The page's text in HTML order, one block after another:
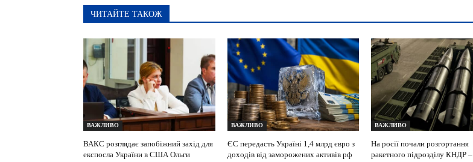
ЧИТАЙТЕ ТАКОЖ
ВАЖЛИВО
ВАКС розглядає запобіжний захід для
експосла України в США Ольги
ВАЖЛИВО
ЄС передасть Україні 1,4 млрд євро з
доходів від заморожених активів рф
ВАЖЛИВО
На росії почали розгортання
ракетного підрозділу КНДР –